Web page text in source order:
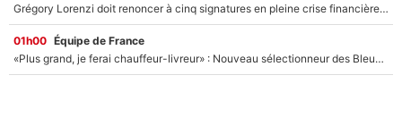
Grégory Lorenzi doit renoncer à cinq signatures en pleine crise financière : L’IA propose sept noms à l’OM pour un mercato réussi... à seulement 5M€ !
01h00 Équipe de France
«Plus grand, je ferai chauffeur-livreur» : Nouveau sélectionneur des Bleus, Zinédine Zidane s’était imaginé un avenir très différent lorsqu'il était enfant